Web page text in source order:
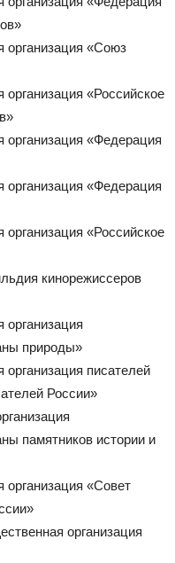
«Союз
«Российское
«Федерация
«Федерация
«Российское
кинорежиссеров
природы»
писателей
России»
памятников истории и
«Совет
организация